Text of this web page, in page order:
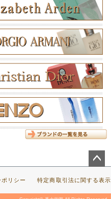
ジト
ップ
へ
リシー 特定商取引法に関する表示